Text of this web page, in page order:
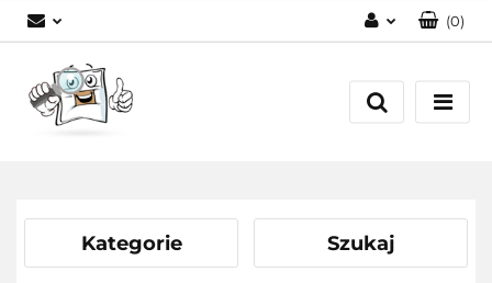
Zarejestruj się
(0)
Kategorie Szukaj